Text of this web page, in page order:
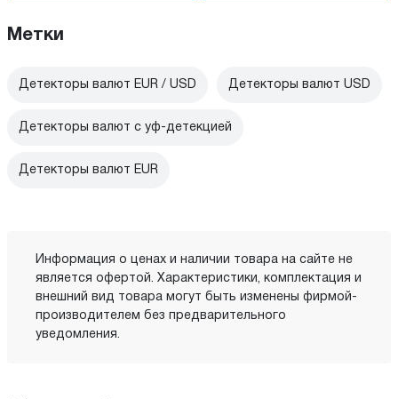
Метки
Детекторы валют EUR / USD Детекторы валют USD
Детекторы валют с уф-детекцией
Детекторы валют EUR
Информация о ценах и наличии товара на сайте не
является офертой. Характеристики, комплектация и
внешний вид товара могут быть изменены фирмой-
производителем без предварительного
уведомления.